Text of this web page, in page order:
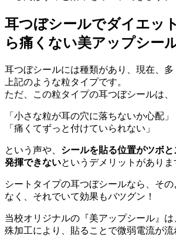
耳つぼシールでダイエッ
ら痛くない美アップシー
耳つぼシールには種類があり、現在、
上記のような粒タイプです。
ただ、この粒タイプの耳つぼシールは、
「小さな粒が耳の穴に落ちないか心配」
「痛くてずっと付けていられない」
という声や、 シールを貼る位置がツボ
発揮できないというデメリットがありま
シートタイプの耳つぼシールなら、そ
なく、それでいて効果もバツグン！
当校オリジナルの『美アップシール』
殊加工により、貼ることで微弱電流が